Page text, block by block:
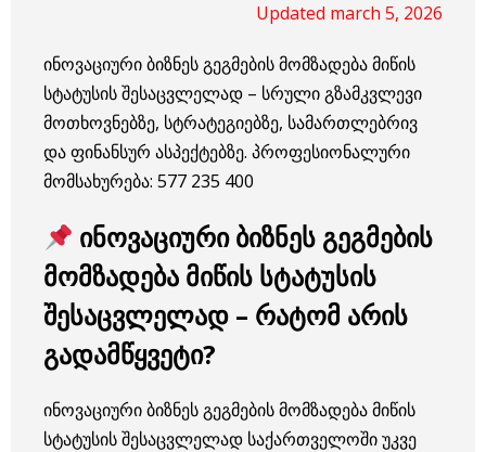
Updated march 5, 2026
ინოვაციური ბიზნეს გეგმების მომზადება მიწის
სტატუსის შესაცვლელად – სრული გზამკვლევი
მოთხოვნებზე, სტრატეგიებზე, სამართლებრივ
და ფინანსურ ასპექტებზე. პროფესიონალური
მომსახურება: 577 235 400
ინოვაციური ბიზნეს გეგმების
მომზადება მიწის სტატუსის
შესაცვლელად – რატომ არის
გადამწყვეტი?
ინოვაციური ბიზნეს გეგმების მომზადება მიწის
სტატუსის შესაცვლელად საქართველოში უკვე